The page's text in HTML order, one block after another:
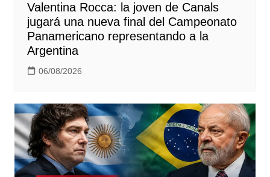
Valentina Rocca: la joven de Canals
jugará una nueva final del Campeonato
Panamericano representando a la
Argentina
06/08/2026